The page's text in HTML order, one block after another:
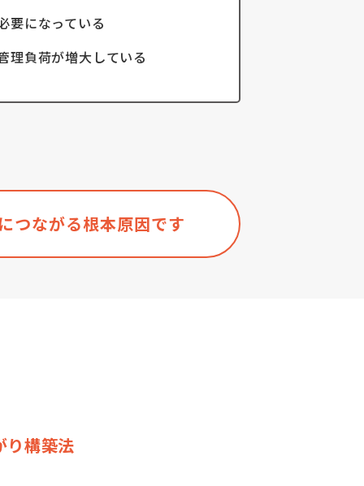
要になっている
理負荷が増大している
つながる根本原因です
り構築法